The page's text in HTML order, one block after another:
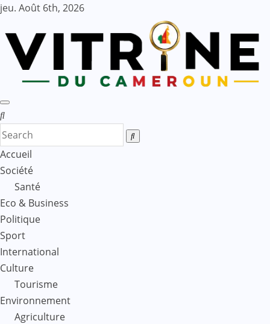
Skip
content
jeu. Août 6th, 2026
Accueil
Société
Santé
Eco & Business
Politique
Sport
International
Culture
Tourisme
Environnement
Agriculture